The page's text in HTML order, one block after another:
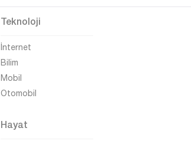
Teknoloji
İnternet
Bilim
Mobil
Otomobil
Hayat